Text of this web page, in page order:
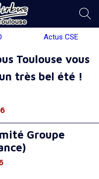
Actus CSE
Toulouse vous
très bel été !
Groupe